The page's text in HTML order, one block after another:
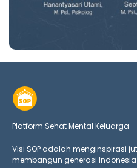
Platform Sehat Mental Keluarga
Visi SOP adalah menginspirasi
membangun generasi